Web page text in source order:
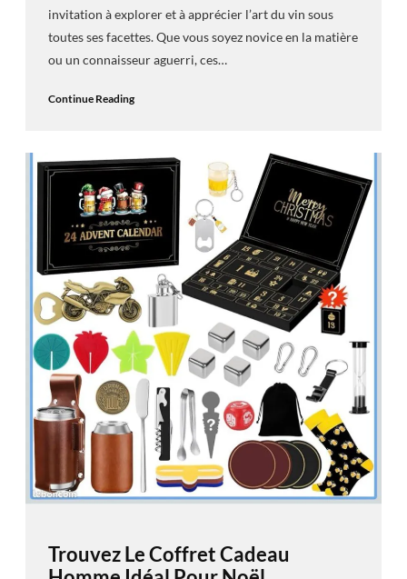
invitation à explorer et à apprécier l’art du vin sous
toutes ses facettes. Que vous soyez novice en la matière
ou un connaisseur aguerri, ces…
Continue Reading
Trouvez Le Coffret Cadeau